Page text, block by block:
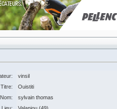
vinsil
Titre:
Ouistiti
Nom:
sylvain thomas